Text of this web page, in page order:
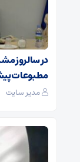
در سالروز
مطبوعات
مدیر سایت